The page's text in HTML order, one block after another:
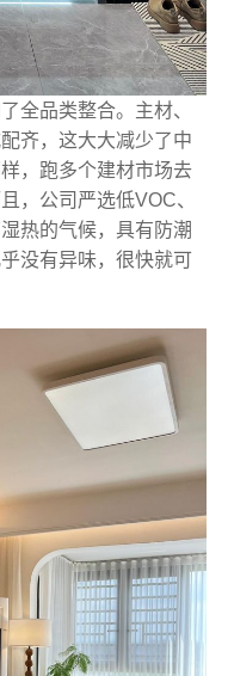
全品类整合。主材、
齐，这大大减少了中
，跑多个建材市场去
，公司严选低VOC、
热的气候，具有防潮
没有异味，很快就可